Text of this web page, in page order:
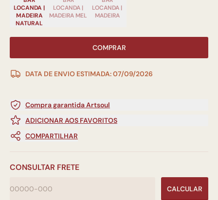
LOCANDA |
MADEIRA
NATURAL
LOCANDA |
MADEIRA MEL
LOCANDA |
MADEIRA
COMPRAR
DATA DE ENVIO ESTIMADA: 07/09/2026
Compra garantida Artsoul
ADICIONAR AOS FAVORITOS
COMPARTILHAR
CONSULTAR FRETE
CALCULAR